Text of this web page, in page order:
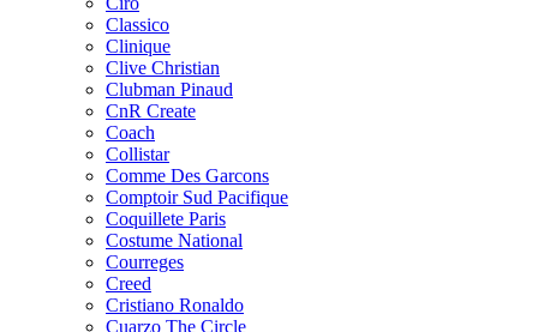
Classico
Clinique
Clive Christian
Clubman Pinaud
CnR Create
Coach
Collistar
Comme Des Garcons
Comptoir Sud Pacifique
Coquillete Paris
Costume National
Courreges
Creed
Cristiano Ronaldo
Cuarzo The Circle